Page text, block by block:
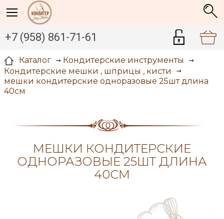
+7 (958) 861-71-61
Каталог
Кондитерские инструменты
Кондитерские мешки , шприцы , кисти
мешки кондитерские одноразовые 25шт длина
40см
МЕШКИ КОНДИТЕРСКИЕ
ОДНОРАЗОВЫЕ 25ШТ ДЛИНА
40СМ